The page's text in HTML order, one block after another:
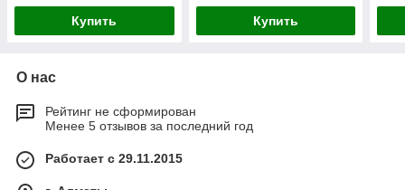
Купить Купить
О нас
Рейтинг не сформирован
Менее 5 отзывов за последний год
Работает с 29.11.2015